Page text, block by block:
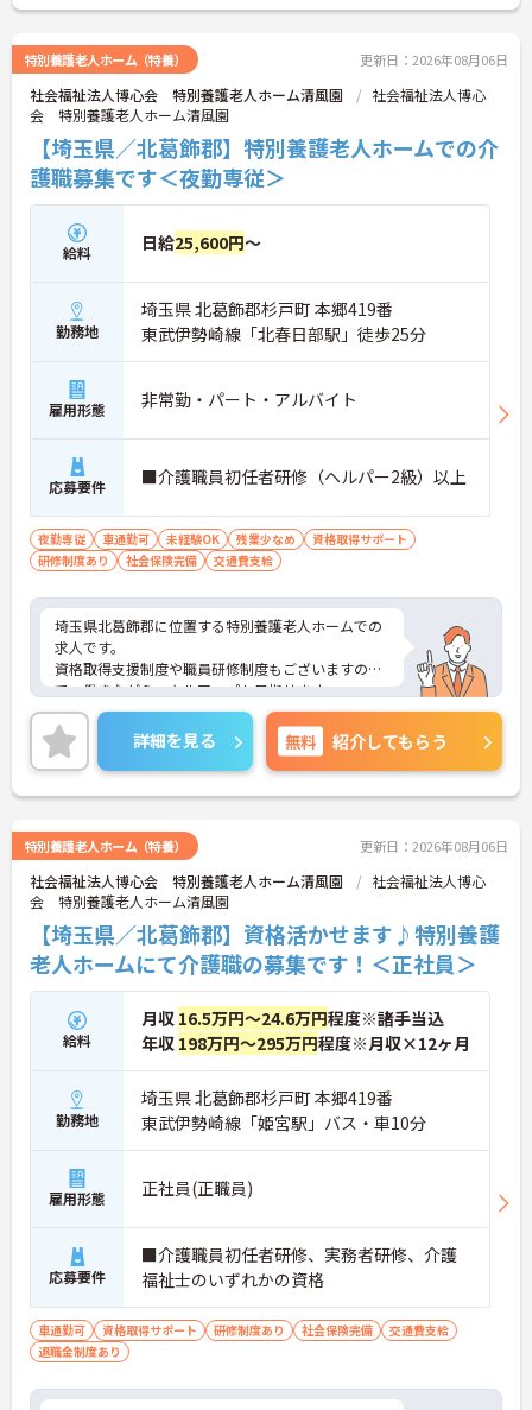
特別養護老人ホーム（特養） 更新日：2026年08月06日
社会福祉法人博心会 特別養護老人ホーム清風園
社会福祉法人博心
会 特別養護老人ホーム清風園
【埼玉県／北葛飾郡】特別養護老人ホームでの介
護職募集です＜夜勤専従＞
給料 日給25,600円～
勤務地
埼玉県 北葛飾郡杉戸町 本郷419番
東武伊勢崎線「北春日部駅」徒歩25分
雇用形態 非常勤・パート・アルバイト
応募要件 ■介護職員初任者研修（ヘルパー2級）以上
夜勤専従 車通勤可 未経験OK 残業少なめ
資格取得サポート
研修制度あり
社会保険完備 交通費支給
埼玉県北葛飾郡に位置する特別養護老人ホームでの
求人です。
資格取得支援制度や職員研修制度もございますの
で、働きながらスキルアップも目指せます。
ご興味ある方はお気軽にお問い合わせください。
詳細を見る 無料 紹介してもらう
特別養護老人ホーム（特養） 更新日：2026年08月06日
社会福祉法人博心会 特別養護老人ホーム清風園
社会福祉法人博心
会 特別養護老人ホーム清風園
【埼玉県／北葛飾郡】資格活かせます♪特別養護
老人ホームにて介護職の募集です！＜正社員＞
給料
月収 16.5万円～24.6万円程度※諸手当込
年収 198万円～295万円程度※月収×12ヶ月
勤務地
埼玉県 北葛飾郡杉戸町 本郷419番
東武伊勢崎線「姫宮駅」バス・車10分
雇用形態 正社員(正職員)
応募要件
■介護職員初任者研修、実務者研修、介護
福祉士のいずれかの資格
車通勤可 資格取得サポート 研修制度あり 社会保険完備
交通費支給
退職金制度あり